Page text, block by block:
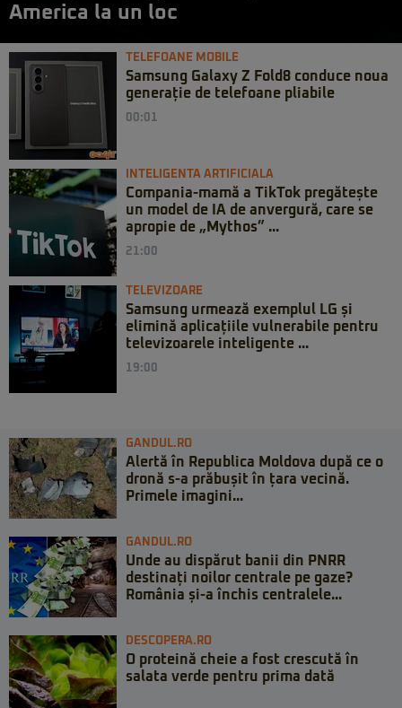
America la un loc
TELEFOANE MOBILE
Samsung Galaxy Z Fold8 conduce noua
generație de telefoane pliabile
00:01
INTELIGENTA ARTIFICIALA
Compania-mamă a TikTok pregătește
un model de IA de anvergură, care se
apropie de „Mythos” ...
21:00
TELEVIZOARE
Samsung urmează exemplul LG și
elimină aplicațiile vulnerabile pentru
televizoarele inteligente ...
19:00
GANDUL.RO
Alertă în Republica Moldova după ce o
dronă s-a prăbușit în țara vecină.
Primele imagini...
GANDUL.RO
Unde au dispărut banii din PNRR
destinați noilor centrale pe gaze?
România și-a închis centralele...
DESCOPERA.RO
O proteină cheie a fost crescută în
salata verde pentru prima dată